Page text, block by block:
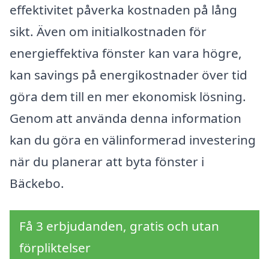
effektivitet påverka kostnaden på lång
sikt. Även om initialkostnaden för
energieffektiva fönster kan vara högre,
kan savings på energikostnader över tid
göra dem till en mer ekonomisk lösning.
Genom att använda denna information
kan du göra en välinformerad investering
när du planerar att byta fönster i
Bäckebo.
Få 3 erbjudanden, gratis och utan
förpliktelser